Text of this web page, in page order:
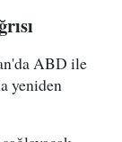
ABD ile
yeniden